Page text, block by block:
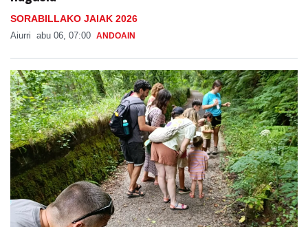
SORABILLAKO JAIAK 2026
Aiurri abu 06, 07:00 ANDOAIN